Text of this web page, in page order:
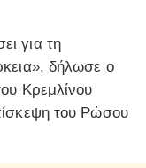
για τη
δήλωσε ο
Κρεμλίνου
του Ρώσου